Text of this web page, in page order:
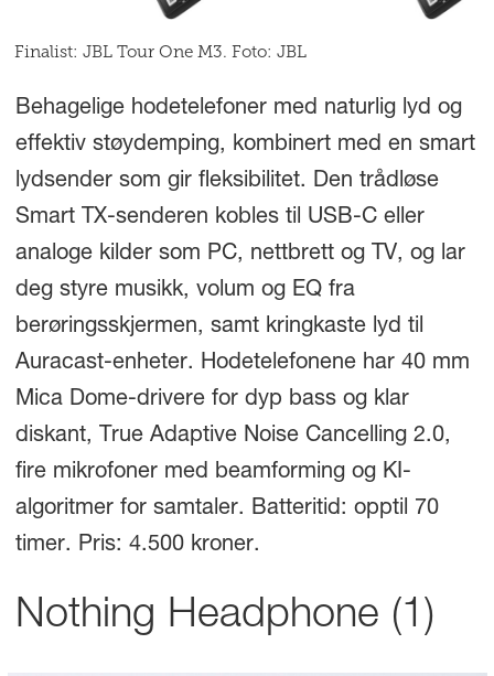
Finalist: JBL Tour One M3. Foto: JBL
Behagelige hodetelefoner med naturlig lyd og
effektiv støydemping, kombinert med en smart
lydsender som gir fleksibilitet. Den trådløse
Smart TX-senderen kobles til USB-C eller
analoge kilder som PC, nettbrett og TV, og lar
deg styre musikk, volum og EQ fra
berøringsskjermen, samt kringkaste lyd til
Auracast-enheter. Hodetelefonene har 40 mm
Mica Dome-drivere for dyp bass og klar
diskant, True Adaptive Noise Cancelling 2.0,
fire mikrofoner med beamforming og KI-
algoritmer for samtaler. Batteritid: opptil 70
timer. Pris: 4.500 kroner.
Nothing Headphone (1)